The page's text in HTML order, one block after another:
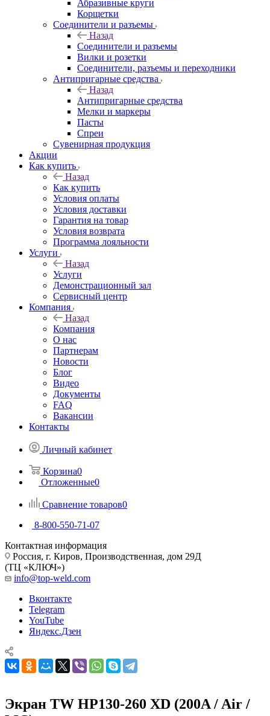
Абразивные круги
Корщетки
Соединители и разъемы
Назад
Соединители и разъемы
Вилки и розетки
Соединители, разъемы и переходники
Антипригарные средства
Назад
Антипригарные средства
Мелки и маркеры
Пасты
Спреи
Сувенирная продукция
Акции
Как купить
Назад
Как купить
Условия оплаты
Условия доставки
Гарантия на товар
Условия возврата
Программа лояльности
Услуги
Назад
Услуги
Демонстрационный зал
Сервисный центр
Компания
Назад
Компания
О нас
Партнерам
Новости
Блог
Видео
Документы
FAQ
Вакансии
Контакты
Личный кабинет
Корзина0
Отложенные0
Сравнение товаров0
8-800-550-71-07
Контактная информация
Россия, г. Киров, Производственная, дом 29Д
(ТЦ «КЛЮЧ»)
info@top-weld.com
Вконтакте
Telegram
YouTube
Яндекс.Дзен
Экран TW HP130-260 XD (200A / Air /